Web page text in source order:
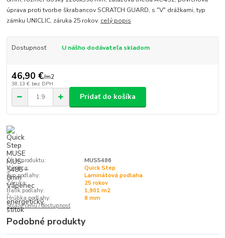
úprava proti tvorbe škrabancov SCRATCH GUARD, s "V" drážkami, typ
zámku UNICLIC, záruka 25 rokov. celý popis
Dostupnosť U nášho dodávateľa skladom
46,90 €/m2
38,13 € bez DPH
Pridať do košíka
Číslo produktu:
MUS5486
Výrobca:
Quick Step
Typ podlahy:
Laminátová podlaha
Záruka:
25 rokov
Balík podlahy:
1,901 m2
Hrúbka podlahy:
8 mm
Strážiť cenu / dostupnosť
Podobné produkty